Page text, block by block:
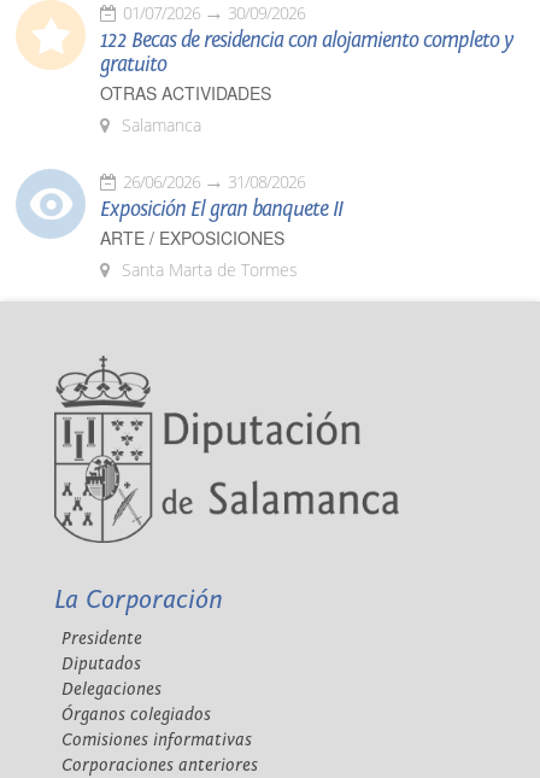
01/07/2026 30/09/2026
122 Becas de residencia con alojamiento completo y
gratuito
OTRAS ACTIVIDADES
Salamanca
26/06/2026 31/08/2026
Exposición El gran banquete II
ARTE / EXPOSICIONES
Santa Marta de Tormes
La Corporación
Presidente
Diputados
Delegaciones
Órganos colegiados
Comisiones informativas
Corporaciones anteriores